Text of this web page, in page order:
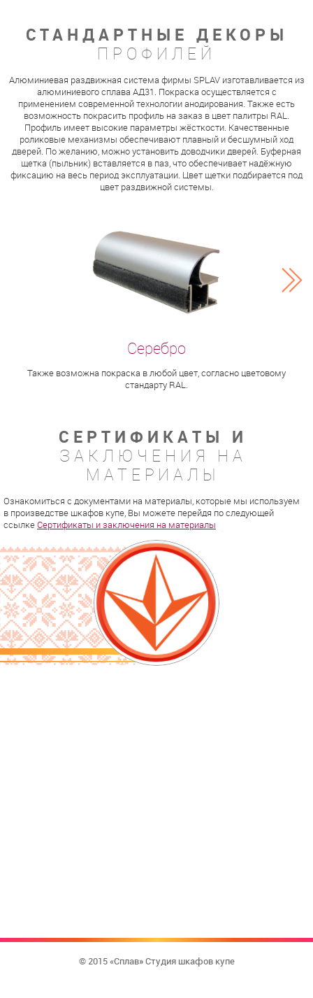
СТАНДАРТНЫЕ ДЕКОРЫ
ПРОФИЛЕЙ
Алюминиевая раздвижная система фирмы SPLAV изготавливается из
алюминиевого сплава АД31. Покраска осуществляется с
применением современной технологии анодирования. Также есть
возможность покрасить профиль на заказ в цвет палитры RAL.
Профиль имеет высокие параметры жёсткости. Качественные
роликовые механизмы обеспечивают плавный и бесшумный ход
дверей. По желанию, можно установить доводчики дверей. Буферная
щетка (пыльник) вставляется в паз, что обеспечивает надёжную
фиксацию на весь период эксплуатации. Цвет щетки подбирается под
цвет раздвижной системы.
Также возможна покраска в любой цвет, согласно цветовому
стандарту RAL.
СЕРТИФИКАТЫ И
ЗАКЛЮЧЕНИЯ НА
МАТЕРИАЛЫ
Ознакомиться с документами на материалы, которые мы используем
в произведстве шкафов купе, Вы можете перейдя по следующей
ссылкеСертификаты и заключения на материалы
© 2015 «Сплав» Студия шкафов купе